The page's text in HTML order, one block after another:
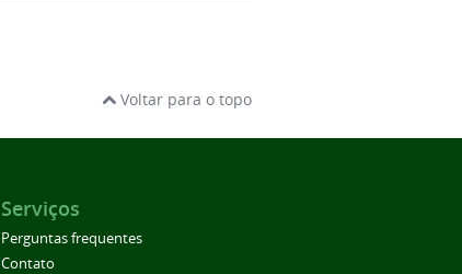
Voltar para o topo
Serviços
Perguntas frequentes
Contato